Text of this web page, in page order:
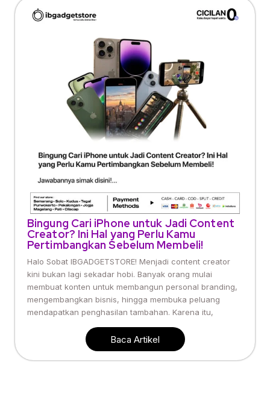
Bingung Cari iPhone untuk Jadi Content
Creator? Ini Hal yang Perlu Kamu
Pertimbangkan Sebelum Membeli!
Halo Sobat IBGADGETSTORE! Menjadi content creator
kini bukan lagi sekadar hobi. Banyak orang mulai
membuat konten untuk membangun personal branding,
mengembangkan bisnis, hingga membuka peluang
mendapatkan penghasilan tambahan. Karena itu,
Baca Artikel